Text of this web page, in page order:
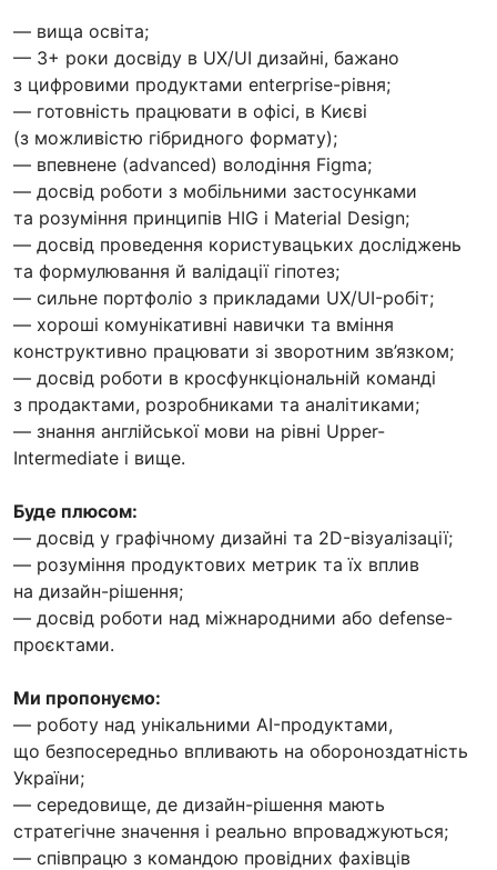
— вища освіта;
— 3+ роки досвіду в UX/UI дизайні, бажано
з цифровими продуктами enterprise-рівня;
— готовність працювати в офісі, в Києві
(з можливістю гібридного формату);
— впевнене (advanced) володіння Figma;
— досвід роботи з мобільними застосунками
та розуміння принципів HIG і Material Design;
— досвід проведення користувацьких досліджень
та формулювання й валідації гіпотез;
— сильне портфоліо з прикладами UX/UI-робіт;
— хороші комунікативні навички та вміння
конструктивно працювати зі зворотним зв’язком;
— досвід роботи в кросфункціональній команді
з продактами, розробниками та аналітиками;
— знання англійської мови на рівні Upper-
Intermediate і вище.
Буде плюсом:
— досвід у графічному дизайні та 2D-візуалізації;
— розуміння продуктових метрик та їх вплив
на дизайн-рішення;
— досвід роботи над міжнародними або defense-
проєктами.
Ми пропонуємо:
— роботу над унікальними AI-продуктами,
що безпосередньо впливають на обороноздатність
України;
— середовище, де дизайн-рішення мають
стратегічне значення і реально впроваджуються;
— співпрацю з командою провідних фахівців